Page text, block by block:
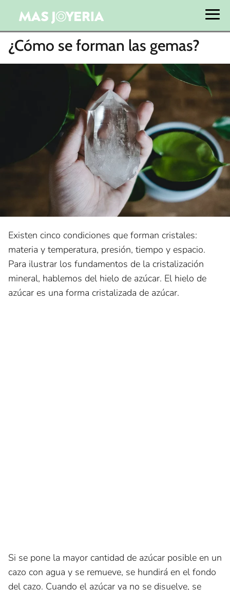
¿Cómo se forman las gemas?
Existen cinco condiciones que forman cristales:
materia y temperatura, presión, tiempo y espacio.
Para ilustrar los fundamentos de la cristalización
mineral, hablemos del hielo de azúcar. El hielo de
azúcar es una forma cristalizada de azúcar.
Si se pone la mayor cantidad de azúcar posible en un
cazo con agua y se remueve, se hundirá en el fondo
del cazo. Cuando el azúcar ya no se disuelve, se